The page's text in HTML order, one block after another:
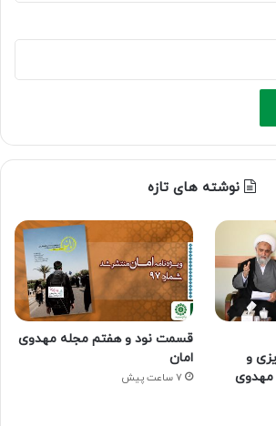
نوشته های تازه
و
مهدوی
قسمت نود و هفتم مجله مهدوی
امان
7 ساعت پیش